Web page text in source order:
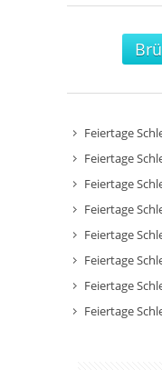
Feiertage
Feiertage
Feiertage
Feiertage
Feiertage
Feiertage
Feiertage
Feiertage